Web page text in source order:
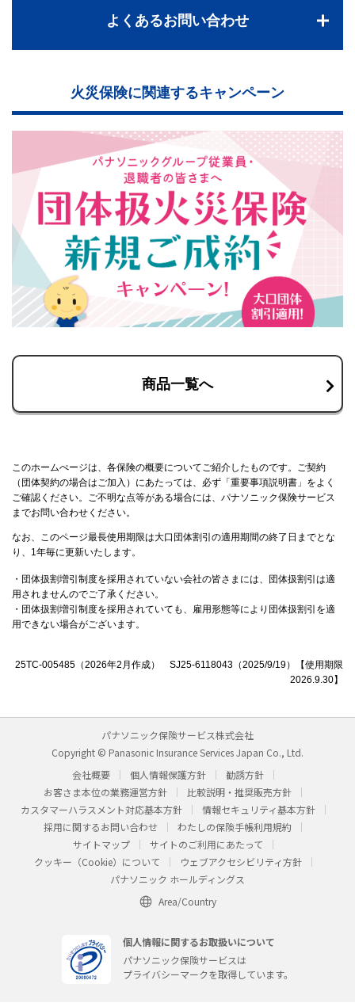
よくあるお問い合わせ
火災保険に関連するキャンペーン
商品一覧へ
このホームぺージは、各保険の概要についてご紹介したものです。ご契約
（団体契約の場合はご加入）にあたっては、必ず「重要事項説明書」をよく
ご確認ください。ご不明な点等がある場合には、パナソニック保険サービス
までお問い合わせください。
なお、このページ最長使用期限は大口団体割引の適用期間の終了日までとな
り、1年毎に更新いたします。
・団体扱割増引制度を採用されていない会社の皆さまには、団体扱割引は適
用されませんのでご了承ください。
・団体扱割増引制度を採用されていても、雇用形態等により団体扱割引を適
用できない場合がございます。
25TC-005485（2026年2月作成） SJ25-6118043（2025/9/19）【使用期限
2026.9.30】
パナソニック保険サービス株式会社
Copyright © Panasonic Insurance Services Japan Co., Ltd.
会社概要
個人情報保護方針
勧誘方針
お客さま本位の業務運営方針
比較説明・推奨販売方針
カスタマーハラスメント対応基本方針
情報セキュリティ基本方針
採用に関するお問い合わせ
わたしの保険手帳利用規約
サイトマップ
サイトのご利用にあたって
クッキー（Cookie）について
ウェブアクセシビリティ方針
パナソニック ホールディングス
Area/Country
個人情報に関するお取扱いについて
パナソニック保険サービスは
プライバシーマークを取得しています。